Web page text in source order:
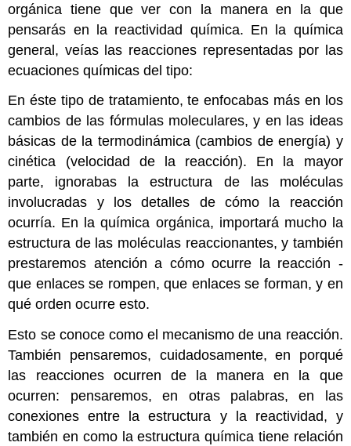
orgánica tiene que ver con la manera en la que
pensarás en la reactividad química. En la química
general, veías las reacciones representadas por las
ecuaciones químicas del tipo:
En éste tipo de tratamiento, te enfocabas más en los
cambios de las fórmulas moleculares, y en las ideas
básicas de la termodinámica (cambios de energía) y
cinética (velocidad de la reacción). En la mayor
parte, ignorabas la estructura de las moléculas
involucradas y los detalles de cómo la reacción
ocurría. En la química orgánica, importará mucho la
estructura de las moléculas reaccionantes, y también
prestaremos atención a cómo ocurre la reacción -
que enlaces se rompen, que enlaces se forman, y en
qué orden ocurre esto.
Esto se conoce como el mecanismo de una reacción.
También pensaremos, cuidadosamente, en porqué
las reacciones ocurren de la manera en la que
ocurren: pensaremos, en otras palabras, en las
conexiones entre la estructura y la reactividad, y
también en como la estructura química tiene relación